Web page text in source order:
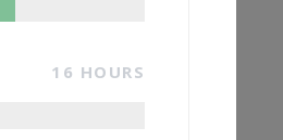
16 HOURS